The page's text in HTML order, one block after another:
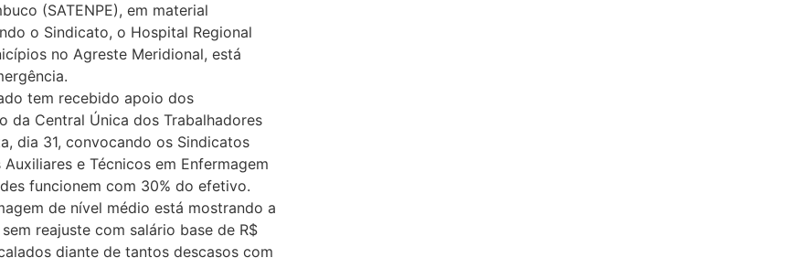
(SATENPE), em material
o Sindicato, o Hospital Regional
no Agreste Meridional, está
tem recebido apoio dos
da Central Única dos Trabalhadores
dia 31, convocando os Sindicatos
e Técnicos em Enfermagem
funcionem com 30% do efetivo.
de nível médio está mostrando a
reajuste com salário base de R$
diante de tantos descasos com